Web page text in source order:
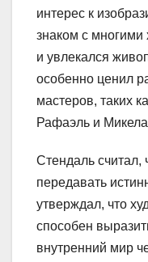
интерес к
знаком с многими
и увлекался
особенно ценил
мастеров, таких
Рафаэль и
Стендаль считал,
передавать
утверждал, что
способен
внутренний мир